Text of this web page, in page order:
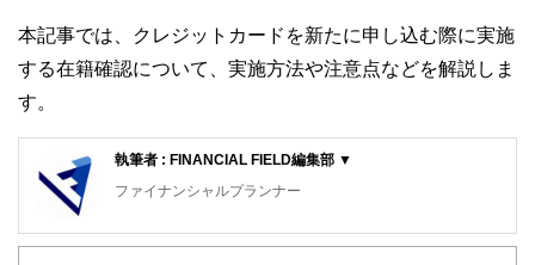
本記事では、クレジットカードを新たに申し込む際に実施
する在籍確認について、実施方法や注意点などを解説しま
す。
執筆者 : FINANCIAL FIELD編集部 ▼
ファイナンシャルプランナー
FinancialField編集部は、金融、経済に関する記事を、日々